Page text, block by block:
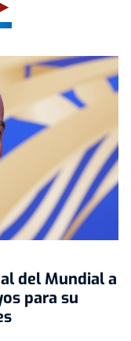
del Mundial a
para su